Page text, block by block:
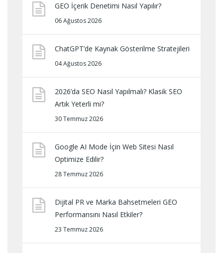
GEO İçerik Denetimi Nasıl Yapılır?
06 Ağustos 2026
ChatGPT’de Kaynak Gösterilme Stratejileri
04 Ağustos 2026
2026’da SEO Nasıl Yapılmalı? Klasik SEO
Artık Yeterli mi?
30 Temmuz 2026
Google AI Mode İçin Web Sitesi Nasıl
Optimize Edilir?
28 Temmuz 2026
Dijital PR ve Marka Bahsetmeleri GEO
Performansını Nasıl Etkiler?
23 Temmuz 2026